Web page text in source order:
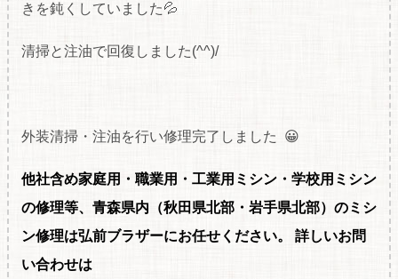
きを鈍くしていました💦
清掃と注油で回復しました(^^)/
外装清掃・注油を行い修理完了しました 😀
他社含め家庭用・職業用・工業用ミシン・学校用ミシン
の修理等、青森県内（秋田県北部・岩手県北部）のミシ
ン修理は弘前ブラザーにお任せください。
詳しいお問
い合わせは